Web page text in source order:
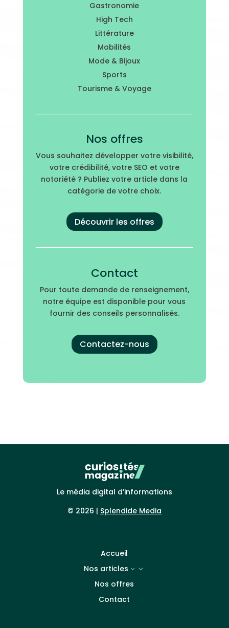
Gastronomie
High Tech
Littérature
Mobilités
Mode & Bijoux
Sports
Tourisme & Voyage
Nos offres
Vous souhaitez développer votre visibilité,
votre crédibilité, votre SEO et votre
notoriété ? Publiez votre article dans la
catégorie de votre choix.
Découvrir les offres
Contact
Pour toute demande de renseignement,
notre équipe est disponible pour vous
fournir des conseils personnalisés.
Contactez-nous
Le média digital d’informations
© 2026 | Splendide Media
Accueil
Nos articles
3
Nos offres
Contact